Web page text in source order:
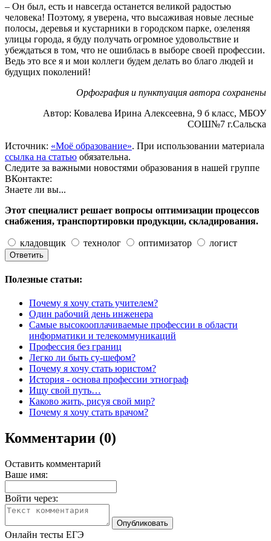
– Он был, есть и навсегда останется ве­ликой радостью
человека! Поэтому, я уверена, что высаживая новые лесные
полосы, деревья и кустарники в городском парке, озеленяя
улицы города, я буду получать огромное удовольствие и
убеждаться в том, что не ошиблась в выборе своей профессии.
Ведь это все я и мои коллеги будем делать во благо людей и
будущих поколений!
Орфография и пунктуация автора сохранены
Автор: Ковалева Ирина Алексеевна, 9 б класс, МБОУ
СОШ№7 г.Сальска
Источник: «Моё образование». При использовании материала
ссылка на статью обязательна.
Следите за важными новостями образования в нашей группе
ВКонтакте:
Знаете ли вы...
Этот специалист решает вопросы оптимизации процессов
снабжения, транспортировки продукции, складирования.
кладовщик технолог оптимизатор логист
Полезные статьи:
Почему я хочу стать учителем?
Один рабочий день инженера
Самые высокооплачиваемые профессии в области
информатики и телекоммуникаций
Профессия без границ
Легко ли быть су-шефом?
Почему я хочу стать юристом?
История - основа профессии этнограф
Ищу свой путь…
Каково жить, рисуя свой мир?
Почему я хочу стать врачом?
Комментарии (0)
Оставить комментарий
Ваше имя:
Войти через:
Онлайн тесты ЕГЭ